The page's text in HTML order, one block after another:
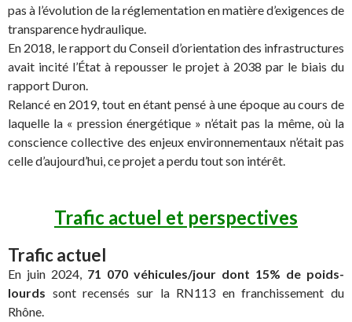
pas à l’évolution de la réglementation en matière d’exigences de
transparence hydraulique.
En 2018, le rapport du Conseil d’orientation des infrastructures
avait incité l’État à repousser le projet à 2038 par le biais du
rapport Duron.
Relancé en 2019, tout en étant pensé à une époque au cours de
laquelle la « pression énergétique » n’était pas la même, où la
conscience collective des enjeux environnementaux n’était pas
celle d’aujourd’hui, ce projet a perdu tout son intérêt.
Trafic actuel et perspectives
Trafic actuel
En juin 2024, 71 070 véhicules/jour dont 15% de poids-
lourds sont recensés sur la RN113 en franchissement du
Rhône.